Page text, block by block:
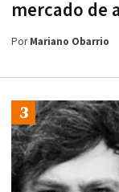
mercado de
PorMariano Obarrio